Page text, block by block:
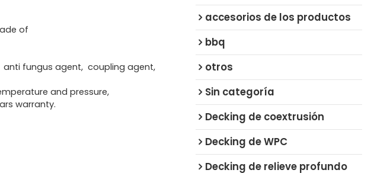
of
fungus agent, coupling agent,
and pressure,
warranty.
accesorios de los productos
bbq
otros
Sin categoría
Decking de coextrusión
Decking de WPC
Decking de relieve profundo